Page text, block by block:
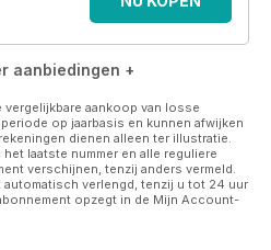
the railway market.
www.railwaysillustrated.com
Ltd. The entire contents of this
All rights reserved.
planners included with the
unavailable with the digital
aanbiedingen +
aankoop van losse
op jaarbasis en kunnen afwijken
dienen alleen ter illustratie.
laatste nummer en alle reguliere
verschijnen, tenzij anders vermeld.
verlengd, tenzij u tot 24 uur
opzegt in de Mijn Account-